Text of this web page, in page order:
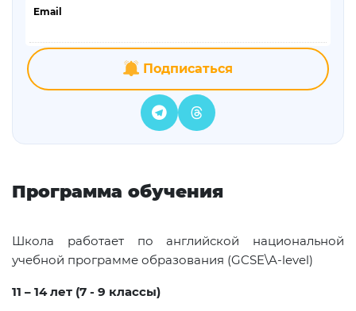
Email
Подписаться
Программа обучения
Школа работает по английской национальной
учебной программе образования (GCSE\A-level)
11 – 14 лет (7 - 9 классы)